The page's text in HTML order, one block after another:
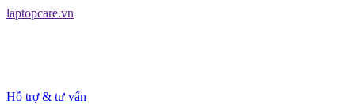
laptopcare.vn
Hỗ trợ & tư vấn